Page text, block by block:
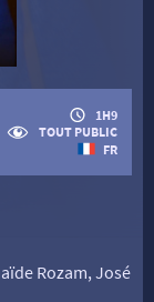
1H9
TOUT PUBLIC
FR
Rozam, José